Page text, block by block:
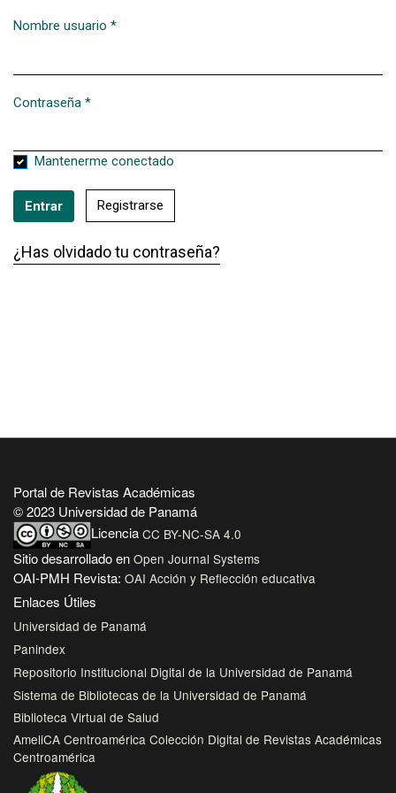
Nombre usuario *
Contraseña *
Mantenerme conectado
Entrar Registrarse
¿Has olvidado tu contraseña?
Portal de Revistas Académicas
© 2023 Universidad de Panamá
Licencia CC BY-NC-SA 4.0
Sitio desarrollado en Open Journal Systems
OAI-PMH Revista: OAI Acción y Reflección educativa
Enlaces Útiles
Universidad de Panamá
Panindex
Repositorio Institucional Digital de la Universidad de Panamá
Sistema de Bibliotecas de la Universidad de Panamá
Biblioteca Virtual de Salud
AmeliCA Centroamérica Colección Digital de Revistas Académicas
Centroamérica